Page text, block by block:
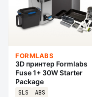
FORMLABS
3D принтер Formlabs
Fuse 1+ 30W Starter
Package
SLS ABS